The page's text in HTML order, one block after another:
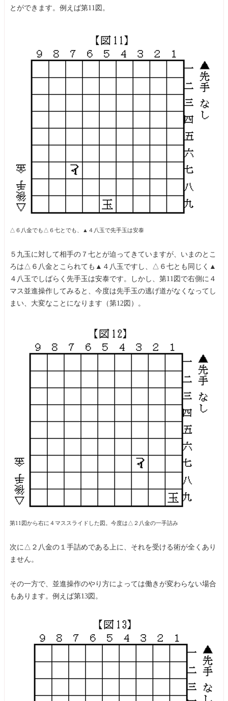
とができます。例えば第11図。
△６八金でも△６七とでも、▲４八玉で先手玉は安泰
５九玉に対して相手の７七とが迫ってきていますが、いまのとこ
ろは△６八金とこられても▲４八玉ですし、△６七とも同じく▲
４八玉でしばらく先手玉は安泰です。しかし、第11図で右側に４
マス並進操作してみると、今度は先手玉の逃げ道がなくなってし
まい、大変なことになります（第12図）。
第11図から右に４マススライドした図。今度は△２八金の一手詰み
次に△２八金の１手詰めである上に、それを受ける術が全くあり
ません。
その一方で、並進操作のやり方によっては働きが変わらない場合
もあります。例えば第13図。